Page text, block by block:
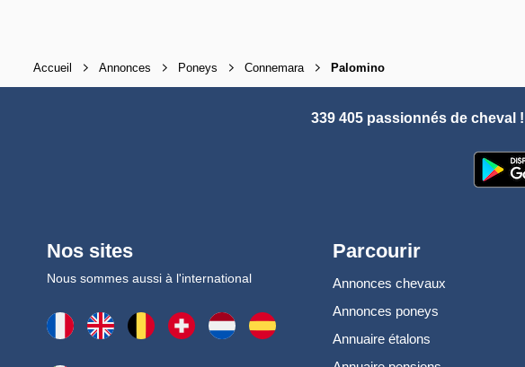
Accueil Annonces Poneys Connemara Palomino
339 405 passionnés de cheval !
Nos sites
Nous sommes aussi à l'international
Parcourir
Annonces chevaux
Annonces poneys
Annuaire étalons